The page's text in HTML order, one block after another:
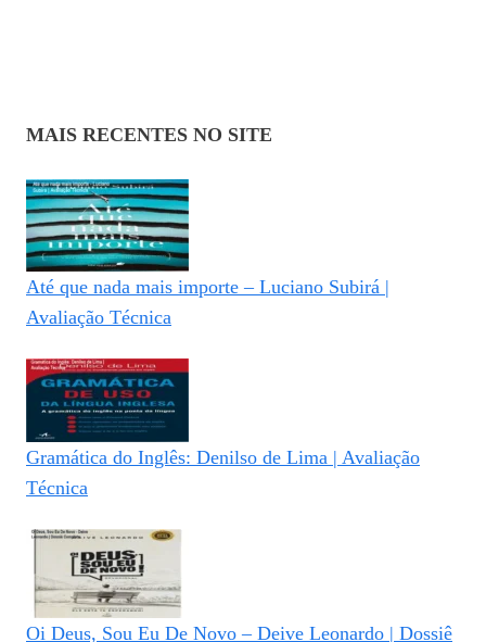
MAIS RECENTES NO SITE
Até que nada mais importe – Luciano Subirá |
Avaliação Técnica
Gramática do Inglês: Denilso de Lima | Avaliação
Técnica
Oi Deus, Sou Eu De Novo – Deive Leonardo | Dossiê